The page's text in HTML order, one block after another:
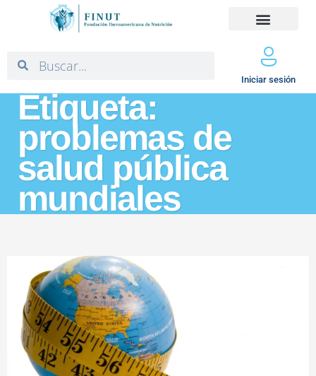
Iniciar sesión
Etiqueta:
problemas de
salud pública
mundiales